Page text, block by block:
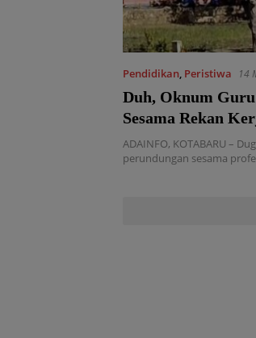
Pendidikan, Peristiwa 14
Duh, Oknum
Sesama Rekan
Kotabaru Turun
ADAINFO, KOTABARU –
perundungan sesama